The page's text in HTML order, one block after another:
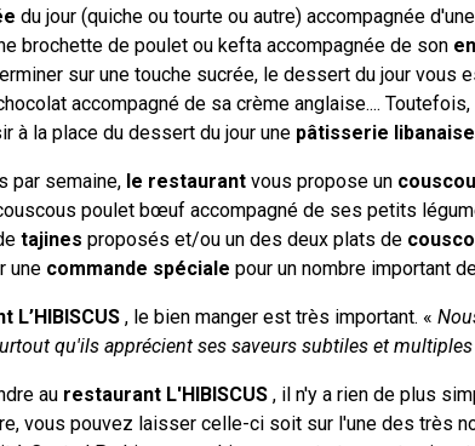
du jour (quiche ou tourte ou autre) accompagnée
brochette de poulet ou kefta accompagnée de son
sur une touche sucrée, le dessert du jour
accompagné de sa crème anglaise....
à la place du dessert du jour une pâtisserie
par semaine, le restaurant vous propose un
poulet bœuf accompagné de ses petits
tajines proposés et/ou un des deux plats de
une commande spéciale pour un nombre important
L’HIBISCUS , le bien manger est très important. «
qu'ils apprécient ses saveurs subtiles et
au restaurant L'HIBISCUS , il n'y a rien de plus
vous pouvez laisser celle-ci soit sur l'une des très